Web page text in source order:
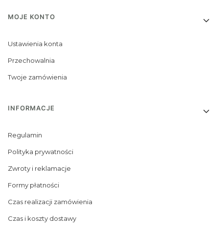
Linki w stopce
MOJE KONTO
Ustawienia konta
Przechowalnia
Twoje zamówienia
INFORMACJE
Regulamin
Polityka prywatności
Zwroty i reklamacje
Formy płatności
Czas realizacji zamówienia
Czas i koszty dostawy